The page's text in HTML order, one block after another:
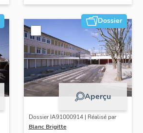
Dossier
Aperçu
Dossier IA91000914 | Réalisé par
Blanc Brigitte